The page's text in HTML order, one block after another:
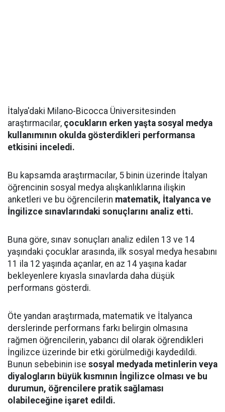
İtalya'daki Milano-Bicocca Üniversitesinden
araştırmacılar, çocukların erken yaşta sosyal medya
kullanımının okulda gösterdikleri performansa
etkisini inceledi.
Bu kapsamda araştırmacılar, 5 binin üzerinde İtalyan
öğrencinin sosyal medya alışkanlıklarına ilişkin
anketleri ve bu öğrencilerin matematik, İtalyanca ve
İngilizce sınavlarındaki sonuçlarını analiz etti.
Buna göre, sınav sonuçları analiz edilen 13 ve 14
yaşındaki çocuklar arasında, ilk sosyal medya hesabını
11 ila 12 yaşında açanlar, en az 14 yaşına kadar
bekleyenlere kıyasla sınavlarda daha düşük
performans gösterdi.
Öte yandan araştırmada, matematik ve İtalyanca
derslerinde performans farkı belirgin olmasına
rağmen öğrencilerin, yabancı dil olarak öğrendikleri
İngilizce üzerinde bir etki görülmediği kaydedildi.
Bunun sebebinin ise sosyal medyada metinlerin veya
diyalogların büyük kısmının İngilizce olması ve bu
durumun, öğrencilere pratik sağlaması
olabileceğine işaret edildi.